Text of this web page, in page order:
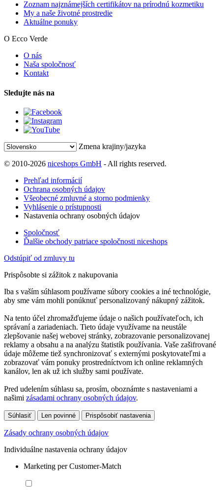
Zoznam najznámejších certifikátov na prírodnú kozmetiku
My a naše životné prostredie
Aktuálne ponuky
O Ecco Verde
O nás
Naša spoločnosť
Kontakt
Sledujte nás na
Zmena krajiny/jazyka
© 2010-2026 niceshops GmbH - All rights reserved.
Prehľad informácií
Ochrana osobných údajov
Všeobecné zmluvné a storno podmienky
Vyhlásenie o prístupnosti
Nastavenia ochrany osobných údajov
Spoločnosť
Ďalšie obchody patriace spoločnosti niceshops
Odstúpiť od zmluvy tu
Prispôsobte si zážitok z nakupovania
Iba s vaším súhlasom používame súbory cookies a iné technológie,
aby sme vám mohli ponúknuť personalizovaný nákupný zážitok.
Na tento účel zhromažďujeme údaje o našich používateľoch, ich
správaní a zariadeniach. Tieto údaje využívame na neustále
zlepšovanie našej webovej stránky, zobrazovanie personalizovanej
reklamy a obsahu a na analýzu štatistík používania. Vaše zašifrované
údaje môžeme tiež synchronizovať s externými poskytovateľmi a
zobrazovať vám ponuky prostredníctvom ich online reklamných
kanálov, len ak už ich služby sami používate.
Pred udelením súhlasu sa, prosím, oboznámte s nastaveniami a
našimi zásadami ochrany osobných údajov.
Súhlasiť Len povinné Prispôsobiť nastavenia
Zásady ochrany osobných údajov
Individuálne nastavenia ochrany údajov
Marketing per Customer-Match